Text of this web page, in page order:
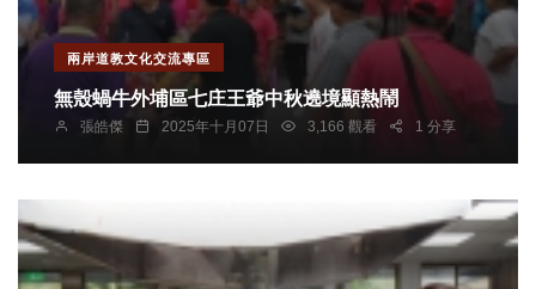
兩岸道教文化交流專區
無殼蝸牛外埔區七庄王爺中秋遶境顯熱鬧
張皓傑 2025年十月07日 3,166 觀看 1 分享